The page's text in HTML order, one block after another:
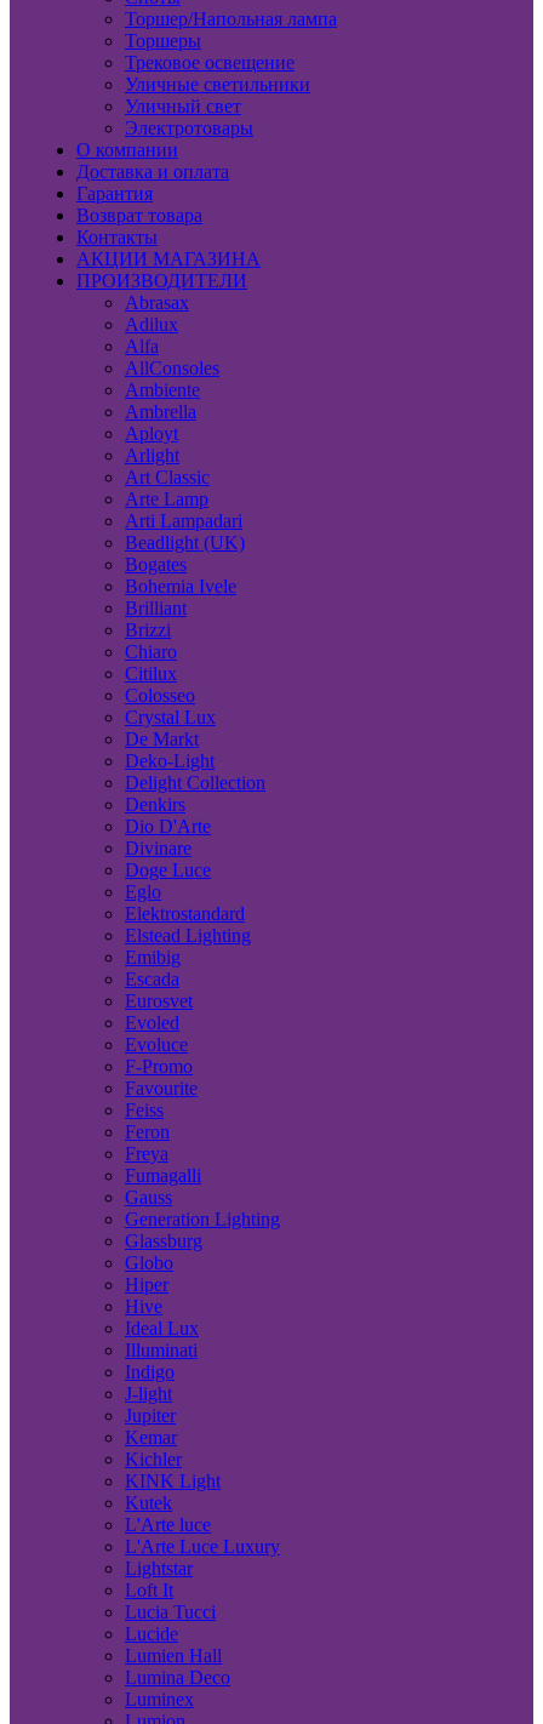
Торшер/Напольная лампа
Торшеры
Трековое освещение
Уличные светильники
Уличный свет
Электротовары
О компании
Доставка и оплата
Гарантия
Возврат товара
Контакты
АКЦИИ МАГАЗИНА
ПРОИЗВОДИТЕЛИ
Abrasax
Adilux
Alfa
AllConsoles
Ambiente
Ambrella
Aployt
Arlight
Art Classic
Arte Lamp
Arti Lampadari
Beadlight (UK)
Bogates
Bohemia Ivele
Brilliant
Brizzi
Chiaro
Citilux
Colosseo
Crystal Lux
De Markt
Deko-Light
Delight Collection
Denkirs
Dio D'Arte
Divinare
Doge Luce
Eglo
Elektrostandard
Elstead Lighting
Emibig
Escada
Eurosvet
Evoled
Evoluce
F-Promo
Favourite
Feiss
Feron
Freya
Fumagalli
Gauss
Generation Lighting
Glassburg
Globo
Hiper
Hive
Ideal Lux
Illuminati
Indigo
J-light
Jupiter
Kemar
Kichler
KINK Light
Kutek
L'Arte luce
L'Arte Luce Luxury
Lightstar
Loft It
Lucia Tucci
Lucide
Lumien Hall
Lumina Deco
Luminex